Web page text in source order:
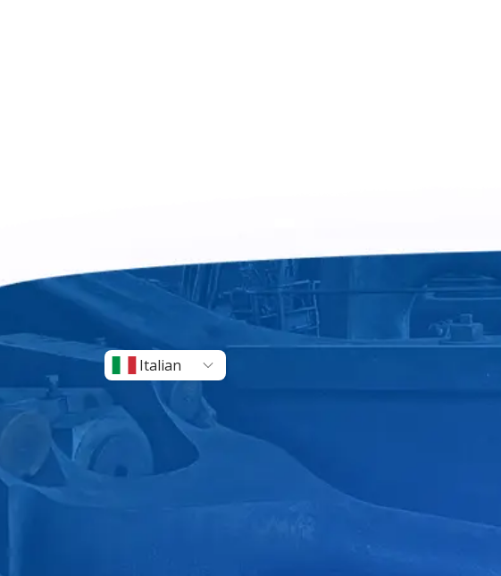
Italian